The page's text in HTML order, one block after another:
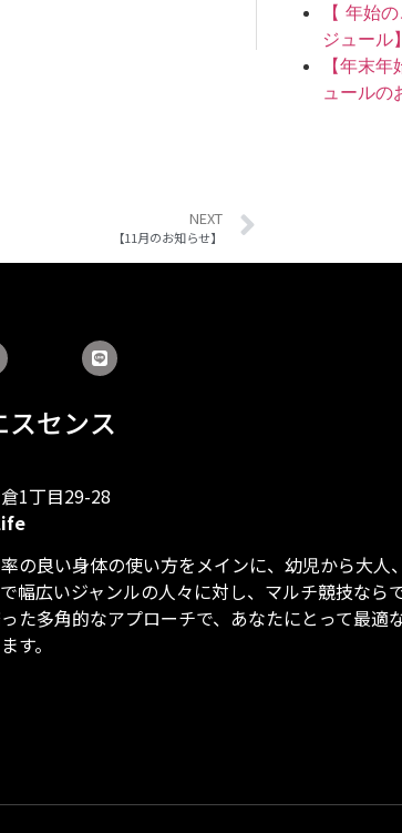
NEXT
【11月のお知らせ】
【トライア
【 年始
ジュール】
【年末
ュールの
センス
1丁目29-28
の良い身体の使い方をメインに、幼児から大人
幅広いジャンルの人々に対し、マルチ競技なら
た多角的なアプローチで、あなたにとって最適
す。